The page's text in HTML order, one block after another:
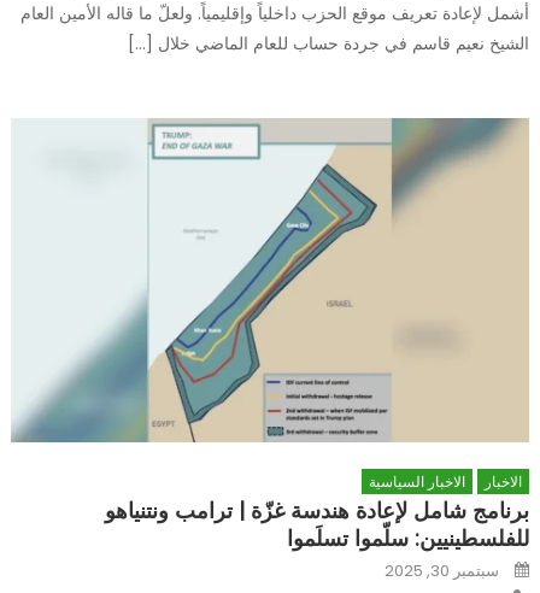
أشمل لإعادة تعريف موقع الحزب داخلياً وإقليمياً. ولعلّ ما قاله الأمين العام
الشيخ نعيم قاسم في جردة حساب للعام الماضي خلال […]
الاخبار الاخبار السياسية
برنامج شامل لإعادة هندسة غزّة | ترامب ونتنياهو
للفلسطينيين: سلّموا تسلَموا
Posted
onسبتمبر 30, 2025